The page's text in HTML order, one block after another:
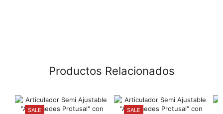
Productos Relacionados
SALE SALE